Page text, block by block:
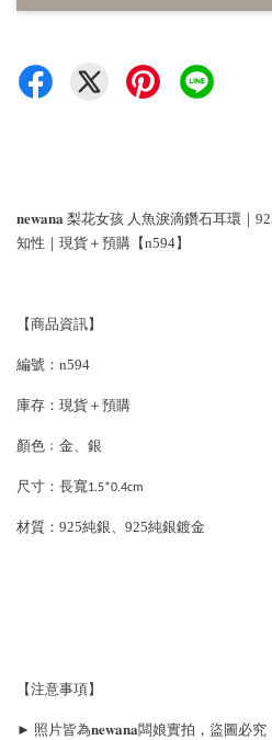
𝐧𝐞𝐰𝐚𝐧𝐚 梨花女孩 人魚淚滴鑽石耳環｜
知性｜現貨＋預購【n594】
【商品資訊】
編號：n594
庫存：現貨＋預購
顏色﹔金、銀
尺寸：長寬1.5*0.4cm
材質：925純銀、 925純銀鍍金
【注意事項】
► 照片皆為𝐧𝐞𝐰𝐚𝐧𝐚闆娘實拍，盜圖必究